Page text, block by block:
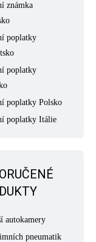
známka
poplatky
poplatky
poplatky Polsko
poplatky Itálie
autokamery
pneumatik